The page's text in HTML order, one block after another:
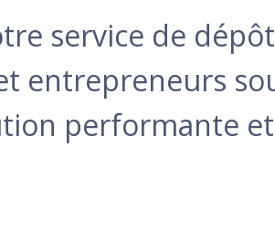
service de
entrepreneurs
performante